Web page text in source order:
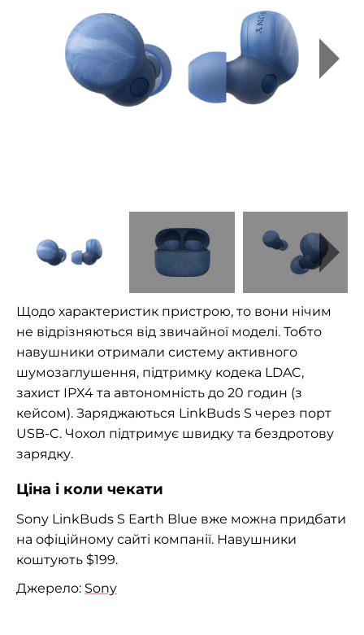
Щодо характеристик пристрою, то вони нічим
не відрізняються від звичайної моделі. Тобто
навушники отримали систему активного
шумозаглушення, підтримку кодека LDAC,
захист IPX4 та автономність до 20 годин (з
кейсом). Заряджаються LinkBuds S через порт
USB-C. Чохол підтримує швидку та бездротову
зарядку.
Ціна і коли чекати
Sony LinkBuds S Earth Blue вже можна придбати
на офіційному сайті компанії. Навушники
коштують $199.
Джерело: Sony